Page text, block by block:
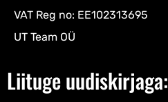
VAT Reg no: EE102313695
UT Team OÜ
Liituge uudiskirjaga: